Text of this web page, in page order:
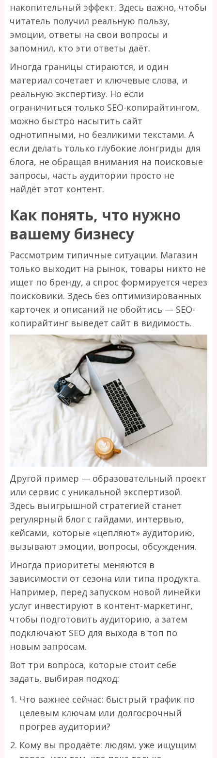
накопительный эффект. Здесь важно, чтобы
читатель получил реальную пользу,
эмоции, ответы на свои вопросы и
запомнил, кто эти ответы даёт.
Иногда границы стираются, и один
материал сочетает и ключевые слова, и
реальную экспертизу. Но если
ограничиться только SEO-копирайтингом,
можно быстро насытить сайт
однотипными, но безликими текстами. А
если делать только глубокие лонгриды для
блога, не обращая внимания на поисковые
запросы, часть аудитории просто не
найдёт этот контент.
Как понять, что нужно
вашему бизнесу
Рассмотрим типичные ситуации. Магазин
только выходит на рынок, товары никто не
ищет по бренду, а спрос формируется через
поисковики. Здесь без оптимизированных
карточек и описаний не обойтись — SEO-
копирайтинг выведет сайт в видимость.
Другой пример — образовательный проект
или сервис с уникальной экспертизой.
Здесь выигрышной стратегией станет
регулярный блог с гайдами, интервью,
кейсами, которые «цепляют» аудиторию,
вызывают эмоции, вопросы, обсуждения.
Иногда приоритеты меняются в
зависимости от сезона или типа продукта.
Например, перед запуском новой линейки
услуг инвестируют в контент-маркетинг,
чтобы подготовить аудиторию, а затем
подключают SEO для выхода в топ по
новым запросам.
Вот три вопроса, которые стоит себе
задать, выбирая подход:
Что важнее сейчас: быстрый трафик по
целевым ключам или долгосрочный
прогрев аудитории?
Кому вы продаёте: людям, уже ищущим